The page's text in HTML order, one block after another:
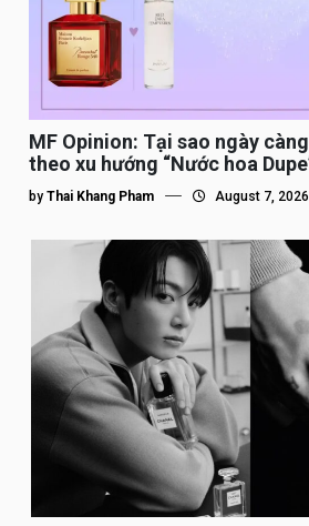
MF Opinion: Tại sao ngày
theo xu hướng “Nước hoa
by Thai Khang Pham August 7, 2026